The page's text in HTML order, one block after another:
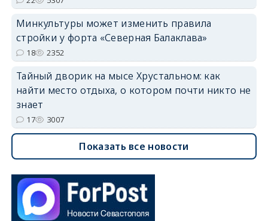
Минкультуры может изменить правила
стройки у форта «Северная Балаклава»
18 2352
Тайный дворик на мысе Хрустальном: как
найти место отдыха, о котором почти никто не
знает
17 3007
Показать все новости